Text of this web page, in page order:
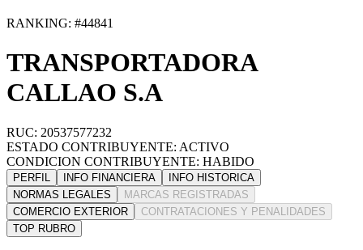
RANKING: #44841
TRANSPORTADORA
CALLAO S.A
RUC: 20537577232
ESTADO CONTRIBUYENTE: ACTIVO
CONDICION CONTRIBUYENTE: HABIDO
PERFIL INFO FINANCIERA
INFO HISTORICA
NORMAS LEGALES
MARCAS REGISTRADAS
COMERCIO EXTERIOR
CONTRATACIONES Y PENALIDADES
TOP RUBRO